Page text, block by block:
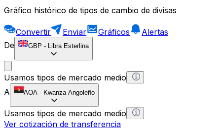
Gráfico histórico de tipos de cambio de divisas
Convertir Enviar Gráficos
Alertas
De
GBP - Libra Esterlina
Usamos tipos de mercado medio
A
AOA - Kwanza Angoleño
Usamos tipos de mercado medio
Ver cotización de transferencia